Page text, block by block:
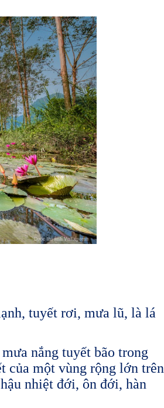
tuyết rơi, mưa lũ, là lá
nắng tuyết bão trong
một vùng rộng lớn trên
nhiệt đới, ôn đới, hàn